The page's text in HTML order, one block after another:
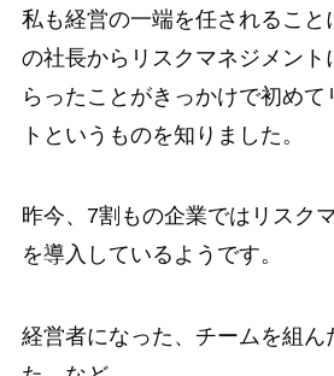
私も経営の一端を任されること
の社長からリスクマネジメント
らったことがきっかけで初め
トというものを知りました。
昨今、7割もの企業ではリスク
を導入しているようです。
経営者になった、チームを組ん